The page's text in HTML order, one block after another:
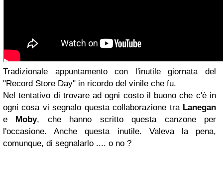
Tradizionale appuntamento con l'inutile giornata del
"Record Store Day" in ricordo del vinile che fu.
Nel tentativo di trovare ad ogni costo il buono che c'è in
ogni cosa vi segnalo questa collaborazione tra Lanegan
e Moby, che hanno scritto questa canzone per
l'occasione. Anche questa inutile. Valeva la pena,
comunque, di segnalarlo .... o no ?